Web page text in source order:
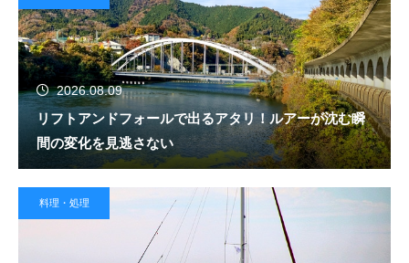
2026.08.09
リフトアンドフォールで出るアタリ！ルアーが沈む瞬
間の変化を見逃さない
料理・処理